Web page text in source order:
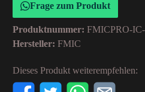
Frage zum Produkt
Produktnummer:FMICPRO-
Hersteller:FMIC
Dieses Produkt weiterempfehlen: